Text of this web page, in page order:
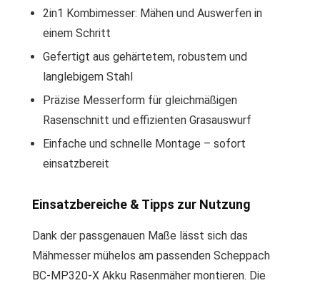
2in1 Kombimesser: Mähen und Auswerfen in
einem Schritt
Gefertigt aus gehärtetem, robustem und
langlebigem Stahl
Präzise Messerform für gleichmäßigen
Rasenschnitt und effizienten Grasauswurf
Einfache und schnelle Montage – sofort
einsatzbereit
Einsatzbereiche & Tipps zur Nutzung
Dank der passgenauen Maße lässt sich das
Mähmesser mühelos am passenden Scheppach
BC-MP320-X Akku Rasenmäher montieren. Die